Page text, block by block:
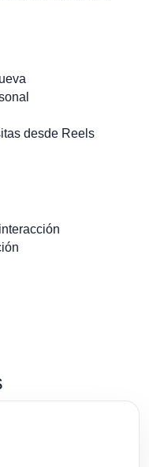
desde Reels